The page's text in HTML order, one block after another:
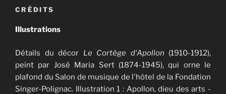
CRÉDITS
Illustrations
Détails du décor Le Cortège d'Apollon (1910-1912),
peint par José Maria Sert (1874-1945), qui orne le
plafond du Salon de musique de l'hôtel de la Fondation
Singer-Polignac. Illustration 1 : Apollon, dieu des arts -